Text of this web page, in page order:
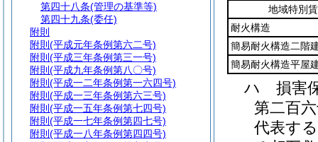
地域特別
耐火構造
簡易耐火構造二階
簡易耐火構造平屋
ハ
損害
第二百
代表す
第四十八条(管理の基準等)
第四十九条(委任)
附則
附則 (平成元年条例第六二号)
附則 (平成三年条例第三一号)
附則 (平成九年条例第八〇号)
附則 (平成一二年条例第一六四号)
附則 (平成一三年条例第六三号)
附則 (平成一五年条例第七四号)
附則 (平成一七年条例第四七号)
附則 (平成一八年条例第四四号)